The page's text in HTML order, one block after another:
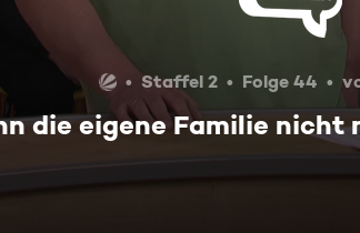
Staffel 2 Folge 44
die eigene Familie nicht